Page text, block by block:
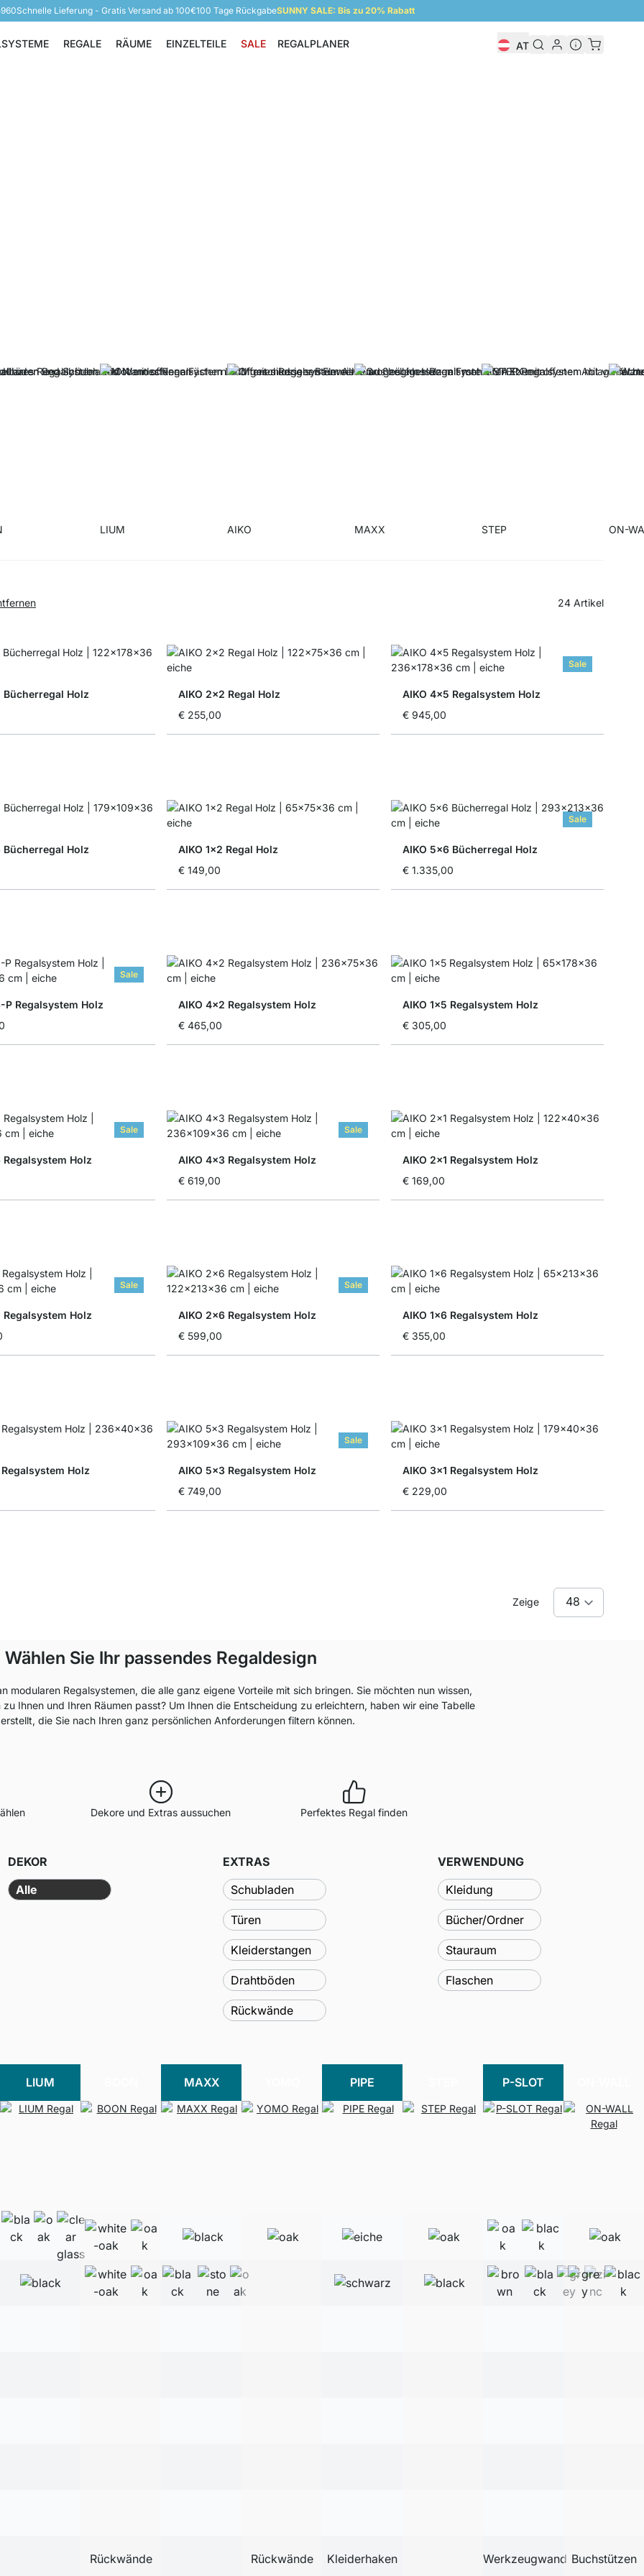
Schnelle Lieferung - Gratis Versand ab 100€100 Tage RückgabeSUNNY SALE: Bis zu 20% Rabatt
Regalsysteme
REGALE
Regale
RÄUME
Räume
EINZELTEILE
Einzelteile
SALE REGALPLANER AT
LIUM AIKO MAXX STEP ON-
24 Artikel
Bücherregal Holz
AIKO 2x2 Regal Holz
€ 255,00
Sale
AIKO 4x5 Regalsystem Holz
€ 945,00
Bücherregal Holz
AIKO 1x2 Regal Holz
€ 149,00
Sale
AIKO 5x6 Bücherregal Holz
€ 1.335,00
Sale
P Regalsystem Holz
AIKO 4x2 Regalsystem Holz
€ 465,00
AIKO 1x5 Regalsystem Holz
€ 305,00
Sale
Regalsystem Holz
Sale
AIKO 4x3 Regalsystem Holz
€ 619,00
AIKO 2x1 Regalsystem Holz
€ 169,00
Sale
Regalsystem Holz
Sale
AIKO 2x6 Regalsystem Holz
€ 599,00
AIKO 1x6 Regalsystem Holz
€ 355,00
Holz
Sale
AIKO 5x3 Regalsystem Holz
€ 749,00
AIKO 3x1 Regalsystem Holz
€ 229,00
Zeige
Wählen Sie Ihr passendes Regaldesign
modularen Regalsystemen, die alle ganz eigene Vorteile mit sich bringen. Sie möchten nun wissen,
Ihnen und Ihren Räumen passt? Um Ihnen die Entscheidung zu erleichtern, haben wir eine Tabelle
die Sie nach Ihren ganz persönlichen Anforderungen filtern können.
Dekore und Extras aussuchen Perfektes Regal finden
DEKOR
Alle
EXTRAS
Schubladen
Türen
Kleiderstangen
Drahtböden
Rückwände
VERWENDUNG
Kleidung
Bücher/Ordner
Stauraum
Flaschen
LIUM
Rückwände
MAXX
Rückwände
PIPE
Kleiderhaken
P-SLOT
Werkzeugwand Buchstützen